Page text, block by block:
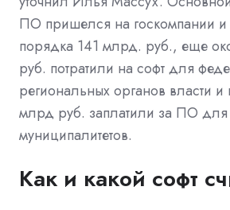
ПО пришелся на госкомпании и
порядка 141 млрд. руб., еще
руб. потратили на софт для
региональных органов власти
млрд руб. заплатили за ПО для
муниципалитетов.
Как и какой софт